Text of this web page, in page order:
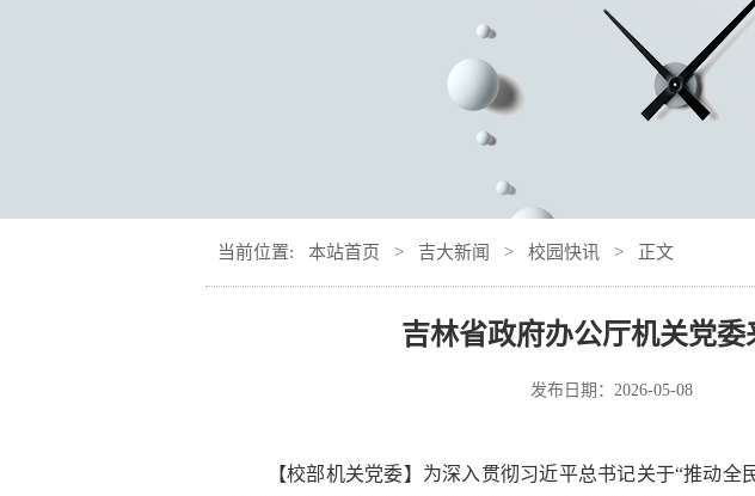
当前位置: 本站首页 > 吉大新闻 > 校园快讯 > 正文
吉林省政府办公厅机关党
发布日期： 2026-05-08编校
【校部机关党委】为深入贯彻习近平总书记关于“推动